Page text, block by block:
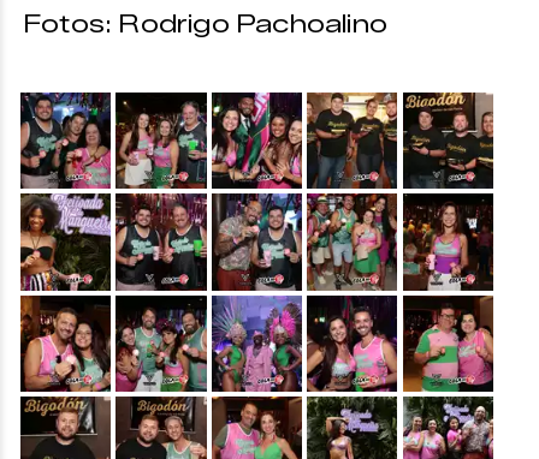
Fotos: Rodrigo Pachoalino
&nbsp; &nbsp; &nbsp; &nbsp; &nbsp;
&nbsp; &nbsp; &nbsp; &nbsp; &nbsp;
&nbsp; &nbsp; &nbsp; &nbsp; &nbsp;
&nbsp; &nbsp; &nbsp; &nbsp; &nbsp;